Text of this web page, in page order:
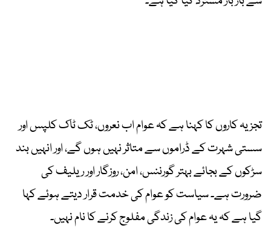
تجزیہ کاروں کا کہنا ہے کہ عوام اب نعروں، ٹک ٹاک کلپس اور
سستی شہرت کے ڈراموں سے متاثر نہیں ہوں گے، اور انہیں بند
سڑکوں کے بجائے بہتر گورننس، امن، روزگار اور ریلیف کی
ضرورت ہے۔ سیاست کو عوام کی خدمت قرار دیتے ہوئے کہا
گیا ہے کہ یہ عوام کی زندگی مفلوج کرنے کا نام نہیں۔